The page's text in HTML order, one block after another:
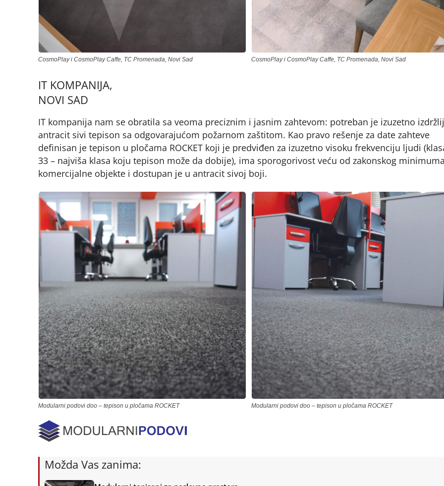
CosmoPlay i CosmoPlay Caffe, TC Promenada, Novi Sad CosmoPlay i CosmoPlay Caffe, TC Promenada, Novi Sad
IT KOMPANIJA,
NOVI SAD
IT kompanija nam se obratila sa veoma preciznim i jasnim zahtevom: potreban je izuzetno
antracit sivi tepison sa odgovarajućom požarnom zaštitom. Kao pravo rešenje za date zahteve
definisan je tepison u pločama ROCKET koji je predviđen za izuzetno visoku frekvenciju ljudi
33 – najviša klasa koju tepison može da dobije), ima sporogorivost veću od zakonskog
komercijalne objekte i dostupan je u antracit sivoj boji.
Modularni podovi doo – tepison u pločama ROCKET Modularni podovi doo – tepison u pločama ROCKET
Možda Vas zanima: